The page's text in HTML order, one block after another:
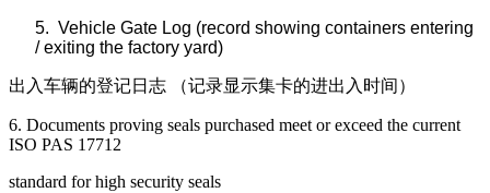
5. Vehicle Gate Log (record showing containers entering
/ exiting the factory yard)
出入车辆的登记日志 （记录显示集卡的进出入时间）
6. Documents proving seals purchased meet or exceed the current
ISO PAS 17712
standard for high security seals